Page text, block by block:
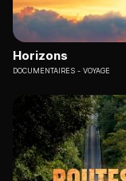
Horizons
DOCUMENTAIRES VOYAGE